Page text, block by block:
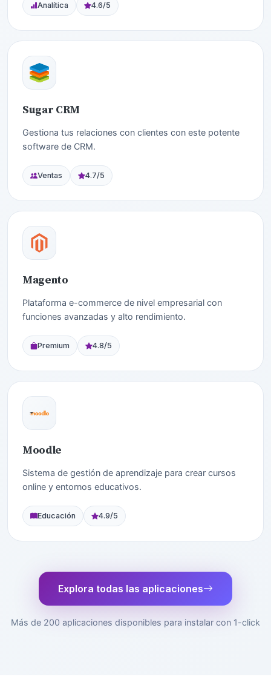
Analítica 4.6/5
Sugar CRM
Gestiona tus relaciones con clientes con este potente
software de CRM.
Ventas 4.7/5
Magento
Plataforma e-commerce de nivel empresarial con
funciones avanzadas y alto rendimiento.
Premium 4.8/5
Moodle
Sistema de gestión de aprendizaje para crear cursos
online y entornos educativos.
Educación 4.9/5
Explora todas las aplicaciones
Más de 200 aplicaciones disponibles para instalar con 1-click